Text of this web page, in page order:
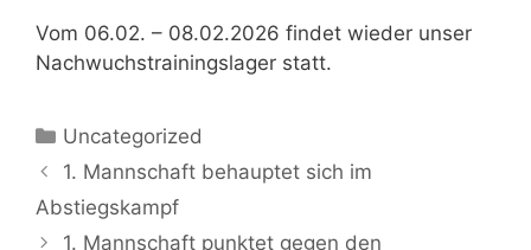
Vom 06.02. – 08.02.2026 findet wieder unser
Nachwuchstrainingslager statt.
Kategorien
Uncategorized
1. Mannschaft behauptet sich im
Abstiegskampf
1. Mannschaft punktet gegen den